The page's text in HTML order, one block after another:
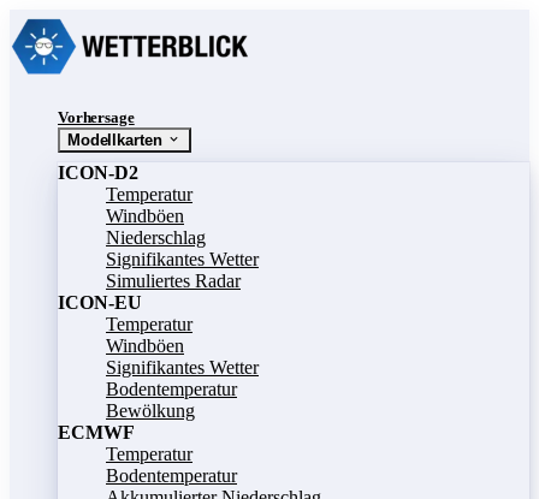
Vorhersage
Modellkarten
ICON-D2
Temperatur
Windböen
Niederschlag
Signifikantes Wetter
Simuliertes Radar
ICON-EU
Temperatur
Windböen
Signifikantes Wetter
Bodentemperatur
Bewölkung
ECMWF
Temperatur
Bodentemperatur